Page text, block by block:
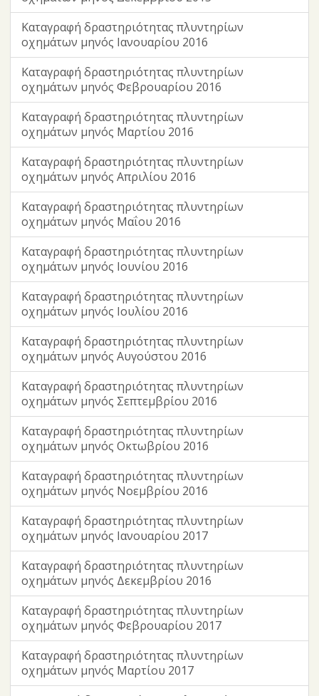
Καταγραφή δραστηριότητας πλυντηρίων
οχημάτων μηνός Ιανουαρίου 2016
Καταγραφή δραστηριότητας πλυντηρίων
οχημάτων μηνός Φεβρουαρίου 2016
Καταγραφή δραστηριότητας πλυντηρίων
οχημάτων μηνός Μαρτίου 2016
Καταγραφή δραστηριότητας πλυντηρίων
οχημάτων μηνός Απριλίου 2016
Καταγραφή δραστηριότητας πλυντηρίων
οχημάτων μηνός Μαΐου 2016
Καταγραφή δραστηριότητας πλυντηρίων
οχημάτων μηνός Ιουνίου 2016
Καταγραφή δραστηριότητας πλυντηρίων
οχημάτων μηνός Ιουλίου 2016
Καταγραφή δραστηριότητας πλυντηρίων
οχημάτων μηνός Αυγούστου 2016
Καταγραφή δραστηριότητας πλυντηρίων
οχημάτων μηνός Σεπτεμβρίου 2016
Καταγραφή δραστηριότητας πλυντηρίων
οχημάτων μηνός Οκτωβρίου 2016
Καταγραφή δραστηριότητας πλυντηρίων
οχημάτων μηνός Νοεμβρίου 2016
Καταγραφή δραστηριότητας πλυντηρίων
οχημάτων μηνός Ιανουαρίου 2017
Καταγραφή δραστηριότητας πλυντηρίων
οχημάτων μηνός Δεκεμβρίου 2016
Καταγραφή δραστηριότητας πλυντηρίων
οχημάτων μηνός Φεβρουαρίου 2017
Καταγραφή δραστηριότητας πλυντηρίων
οχημάτων μηνός Μαρτίου 2017